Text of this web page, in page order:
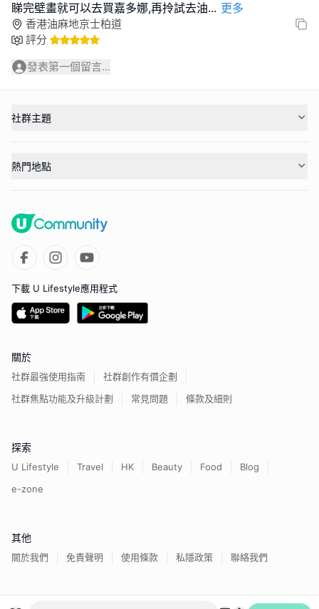
睇完壁畫就可以去買嘉多娜,再拎試去油... 更多
香港油麻地京士柏道
評分
發表第一個留言...
社群主題
熱門地點
下載 U Lifestyle應用程式
關於
社群最強使用指南
社群創作有價企劃
社群焦點功能及升級計劃
常見問題 條款及細則
探索
U Lifestyle Travel HK Beauty Food
Blog
e-zone
其他
關於我們 免責聲明 使用條款 私隱政策 聯絡我們